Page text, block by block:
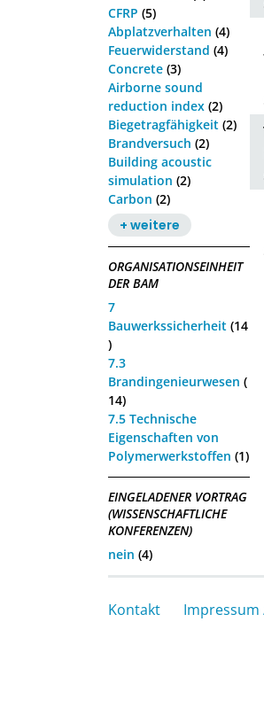
CFRP (5)
Abplatzverhalten (4)
Feuerwiderstand (4)
Concrete (3)
Airborne sound
reduction index (2)
Biegetragfähigkeit (2)
Brandversuch (2)
Building acoustic
simulation (2)
Carbon (2)
+ weitere
ORGANISATIONSEINHEIT
DER BAM
7
Bauwerkssicherheit (14
)
7.3
Brandingenieurwesen (
14)
7.5 Technische
Eigenschaften von
Polymerwerkstoffen (1)
EINGELADENER VORTRAG
(WISSENSCHAFTLICHE
KONFERENZEN)
nein (4)
Kontakt